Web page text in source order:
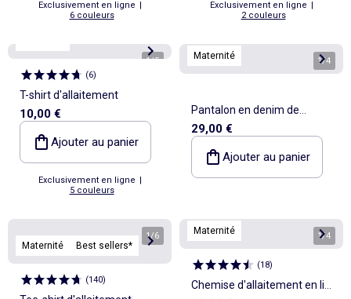
Exclusivement en ligne |
6 couleurs
Exclusivement en ligne |
2 couleurs
1/5
(6)
T-shirt d'allaitement
10,00 €
Ajouter au panier
Exclusivement en ligne |
5 couleurs
Maternité 1/4
Pantalon en denim de
maternité coupe barrel
29,00 €
Ajouter au panier
Maternité Best sellers*
1/6
(140)
Maternité 1/4
(18)
Chemise d'allaitement en lin